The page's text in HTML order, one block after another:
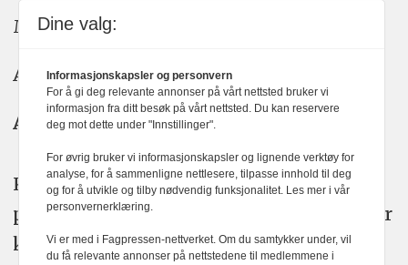
Meninger: meninger@kom24.no
Annonse: annonse@watchmedia.no
Abonnement:kom24@watchmedia.no
KOM24 arbeider etter Vær Varsom-
plakatens regler for god presseskikk. Her
kan du lese mer omPFUsarbeid.
Dine valg:
Informasjonskapsler og personvern
For å gi deg relevante annonser på vårt nettsted bruker vi
informasjon fra ditt besøk på vårt nettsted. Du kan reservere
deg mot dette under "Innstillinger".
For øvrig bruker vi informasjonskapsler og lignende verktøy for
analyse, for å sammenligne nettlesere, tilpasse innhold til deg
og for å utvikle og tilby nødvendig funksjonalitet. Les mer i vår
personvernerklæring.
Vi er med i Fagpressen-nettverket. Om du samtykker under, vil
du få relevante annonser på nettstedene til medlemmene i